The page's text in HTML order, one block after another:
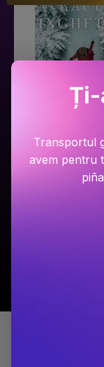
Râul
PRP: 59.9
Transportul
avem pentru